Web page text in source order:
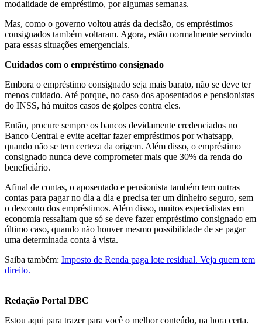
modalidade de empréstimo, por algumas semanas.
Mas, como o governo voltou atrás da decisão, os empréstimos
consignados também voltaram. Agora, estão normalmente servindo
para essas situações emergenciais.
Cuidados com o empréstimo consignado
Embora o empréstimo consignado seja mais barato, não se deve ter
menos cuidado. Até porque, no caso dos aposentados e pensionistas
do INSS, há muitos casos de golpes contra eles.
Então, procure sempre os bancos devidamente credenciados no
Banco Central e evite aceitar fazer empréstimos por whatsapp,
quando não se tem certeza da origem. Além disso, o empréstimo
consignado nunca deve comprometer mais que 30% da renda do
beneficiário.
Afinal de contas, o aposentado e pensionista também tem outras
contas para pagar no dia a dia e precisa ter um dinheiro seguro, sem
o desconto dos empréstimos. Além disso, muitos especialistas em
economia ressaltam que só se deve fazer empréstimo consignado em
último caso, quando não houver mesmo possibilidade de se pagar
uma determinada conta à vista.
Saiba também: Imposto de Renda paga lote residual. Veja quem tem
direito.
Redação Portal DBC
Estou aqui para trazer para você o melhor conteúdo, na hora certa.